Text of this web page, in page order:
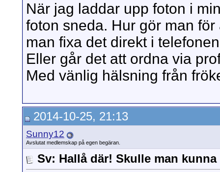
När jag laddar upp foton i
foton sneda. Hur gör man
man fixa det direkt i
Eller går det att ordna via
Med vänlig hälsning från
2014-10-25, 21:13
Sunny12
Avslutat medlemskap på egen begäran.
Sv: Hallå där! Skulle man